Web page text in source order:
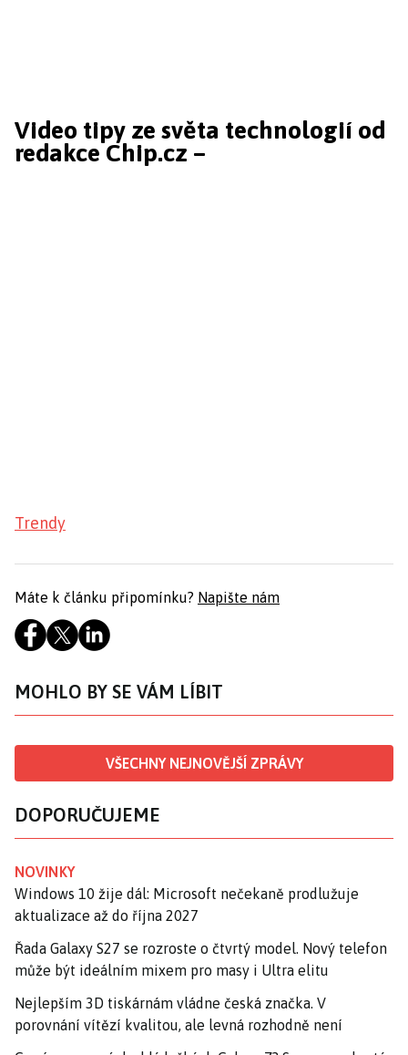
Video tipy ze světa technologií od
redakce Chip.cz –
Trendy
Máte k článku připomínku? Napište nám
MOHLO BY SE VÁM LÍBIT
VŠECHNY NEJNOVĚJŠÍ ZPRÁVY
DOPORUČUJEME
NOVINKY
Windows 10 žije dál: Microsoft nečekaně prodlužuje
aktualizace až do října 2027
Řada Galaxy S27 se rozroste o čtvrtý model. Nový telefon
může být ideálním mixem pro masy i Ultra elitu
Nejlepším 3D tiskárnám vládne česká značka. V
porovnání vítězí kvalitou, ale levná rozhodně není